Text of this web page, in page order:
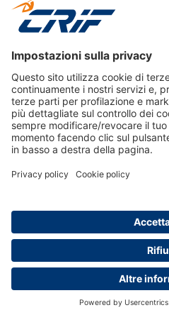
Accessibilità
Informativa Privacy Relativa
Creditizie
© 2026 CRIF S.p.A. Tutti i diritti
Via della Beverara, 21 / 40131
sottoscritto € 51.941.235,00 di cui
R.E.A. n° 410952 | Reg. Impr. Bo,
CRIBIS Holding S.r.l., Società con
Società con Sistema di
ISO 45001, ISO/IEC 27001,